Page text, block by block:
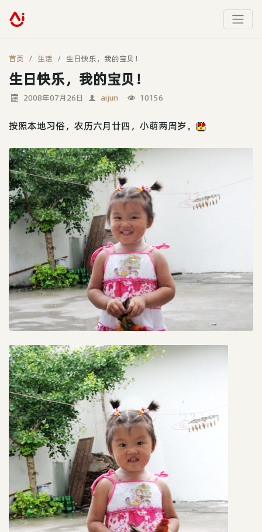
首页 生活 生日快乐，我的宝贝！
生日快乐，我的宝贝！
2008年07月26日 aijun 10156
按照本地习俗，农历六月廿四，小萌两周岁。